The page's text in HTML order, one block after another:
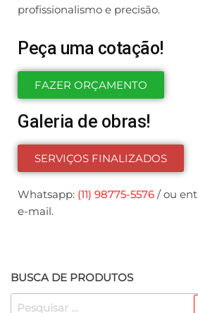
profissionalismo e precisão.
Peça uma cotação!
FAZER ORÇAMENTO
Galeria de obras!
SERVIÇOS FINALIZADOS
Whatsapp: (11) 98775-5576 / ou
e-mail.
BUSCA DE PRODUTOS